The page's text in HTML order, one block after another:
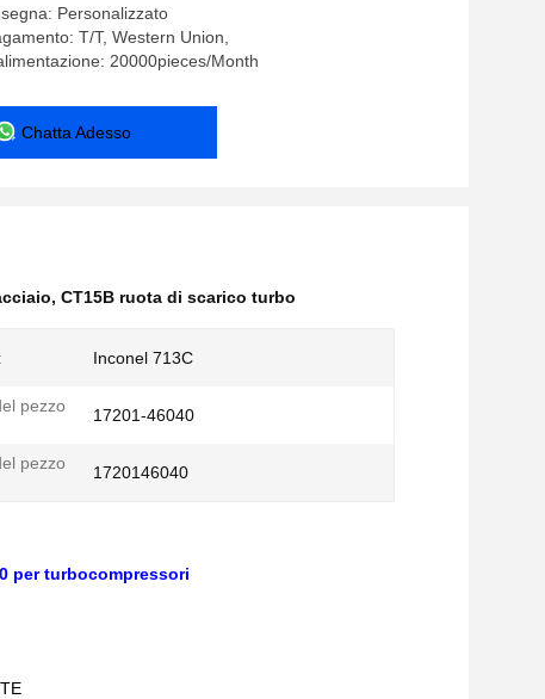
Personalizzato
T/T, Western Union,
20000pieces/Month
Chatta Adesso
, CT15B ruota di scarico turbo
Inconel 713C
pezzo
17201-46040
pezzo
1720146040
per turbocompressori